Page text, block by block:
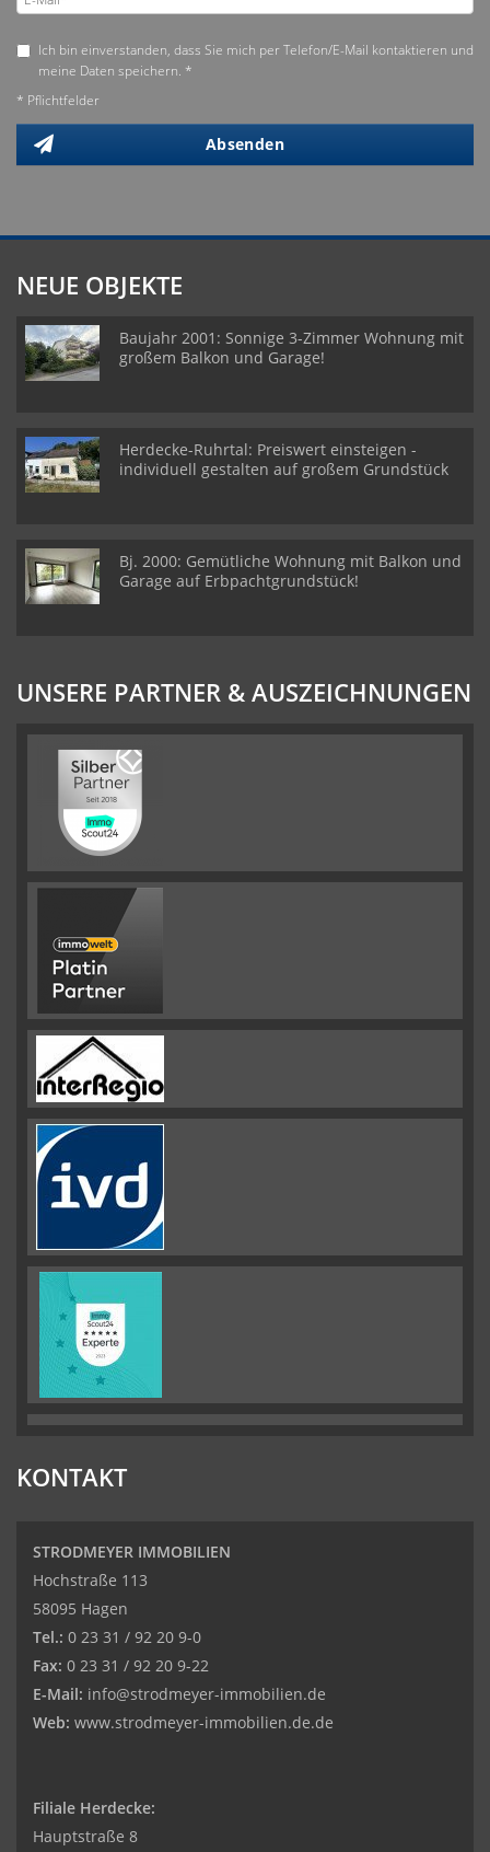
Ich bin einverstanden, dass Sie mich per Telefon/E-Mail kontaktieren und
meine Daten speichern. *
* Pflichtfelder
Absenden
NEUE OBJEKTE
Baujahr 2001: Sonnige 3-Zimmer Wohnung mit
großem Balkon und Garage!
Herdecke-Ruhrtal: Preiswert einsteigen -
individuell gestalten auf großem Grundstück
Bj. 2000: Gemütliche Wohnung mit Balkon und
Garage auf Erbpachtgrundstück!
UNSERE PARTNER & AUSZEICHNUNGEN
KONTAKT
STRODMEYER IMMOBILIEN
Hochstraße 113
58095 Hagen
Tel.: 0 23 31 / 92 20 9-0
Fax: 0 23 31 / 92 20 9-22
E-Mail: info@strodmeyer-immobilien.de
Web: www.strodmeyer-immobilien.de.de
Filiale Herdecke:
Hauptstraße 8